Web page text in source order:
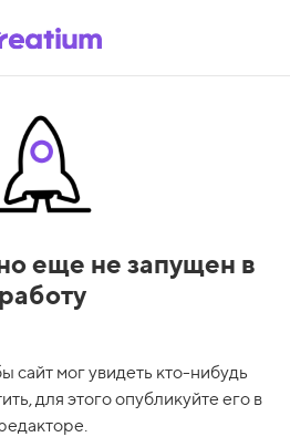
еще не запущен в
работу
сайт мог увидеть кто-нибудь
для этого опубликуйте его в